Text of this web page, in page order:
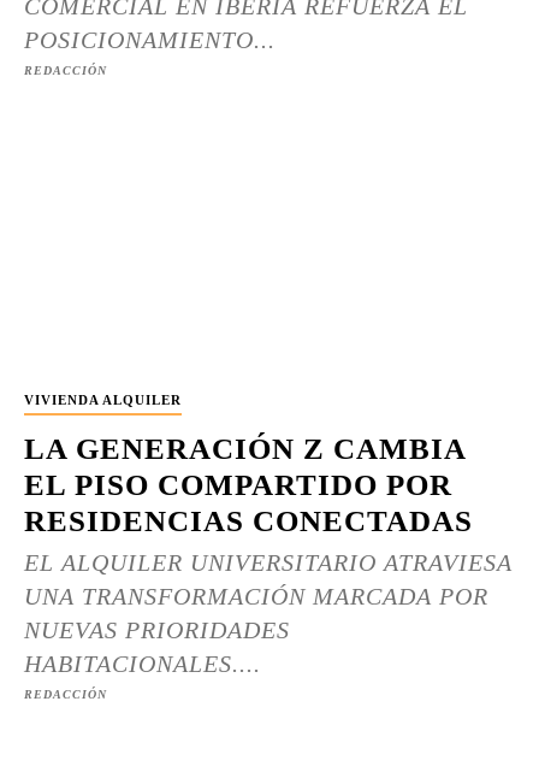
COMERCIAL EN IBERIA REFUERZA EL
POSICIONAMIENTO...
REDACCIÓN
VIVIENDA ALQUILER
LA GENERACIÓN Z CAMBIA
EL PISO COMPARTIDO POR
RESIDENCIAS CONECTADAS
EL ALQUILER UNIVERSITARIO ATRAVIESA
UNA TRANSFORMACIÓN MARCADA POR
NUEVAS PRIORIDADES
HABITACIONALES....
REDACCIÓN